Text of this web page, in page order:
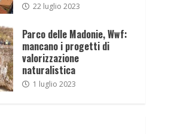
22 luglio 2023
Parco delle Madonie, Wwf:
mancano i progetti di
valorizzazione
naturalistica
1 luglio 2023